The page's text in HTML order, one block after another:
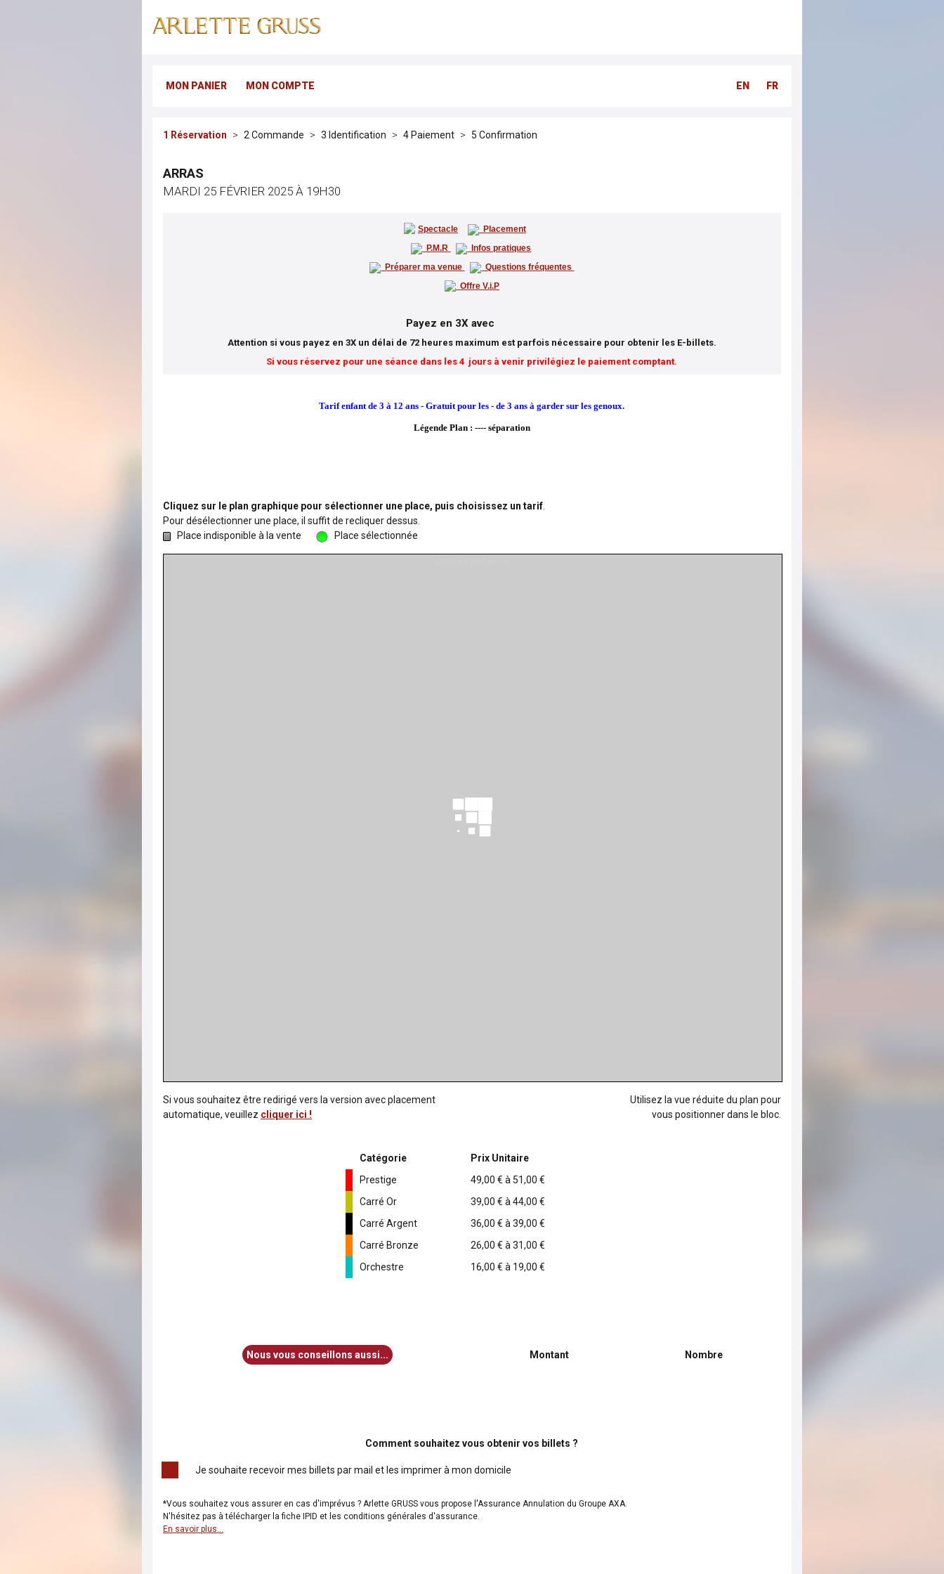
FR
EN
MON PANIER MON COMPTE
Réservation Commande Identification Paiement Confirmation
ARRAS
MARDI 25 FÉVRIER 2025 À 19H30
Spectacle
Placement
P.M.R
Infos pratiques
Préparer ma venue
Questions fréquentes
Offre V.i.P
Payez en 3X avec
Attention si vous payez en 3X un délai de 72 heures maximum est parfois nécessaire pour obtenir les E-billets.
Si vous réservez pour une séance dans les 4 jours à venir privilégiez le paiement comptant.
Tarif enfant de 3 à 12 ans - Gratuit pour les - de 3 ans à garder sur les genoux.
Légende Plan : ---- séparation
Cliquez sur le plan graphique pour sélectionner une place, puis choisissez un tarif.
Pour désélectionner une place, il suffit de recliquer dessus.
Place indisponible à la vente
Place sélectionnée
Si vous souhaitez être redirigé vers la version avec placement
automatique, veuillez cliquer ici !
Utilisez la vue réduite du plan pour
vous positionner dans le bloc.
Catégorie
Prix Unitaire
Prestige
49,00 € à 51,00 €
Carré Or
39,00 € à 44,00 €
Carré Argent
36,00 € à 39,00 €
Carré Bronze
26,00 € à 31,00 €
Orchestre
16,00 € à 19,00 €
Nous vous conseillons aussi... Montant Nombre
Comment souhaitez vous obtenir vos billets ?
Je souhaite recevoir mes billets par mail et les imprimer à mon domicile
*Vous souhaitez vous assurer en cas d'imprévus ? Arlette GRUSS vous propose l'Assurance Annulation du Groupe AXA.
N'hésitez pas à télécharger la fiche IPID et les conditions générales d'assurance.
En savoir plus...